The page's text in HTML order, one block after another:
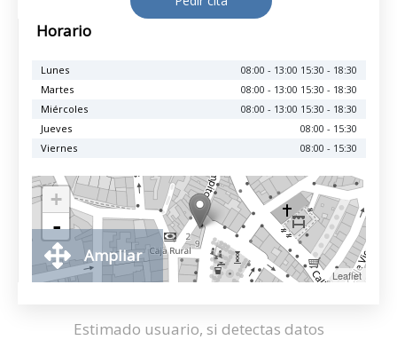
Horario
Lunes
08:00 - 13:00 15:30 - 18:30
Martes
08:00 - 13:00 15:30 - 18:30
Miércoles
08:00 - 13:00 15:30 - 18:30
Jueves
08:00 - 15:30
Viernes
08:00 - 15:30
+
-
Leaflet
Ampliar
Estimado usuario, si detectas datos